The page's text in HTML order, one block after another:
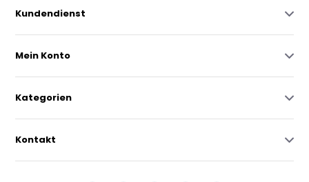
Kundendienst
Mein Konto
Kategorien
Kontakt